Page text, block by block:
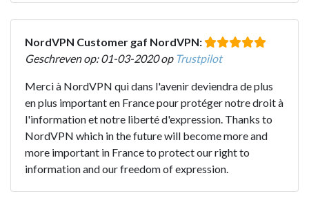
NordVPN Customer gaf NordVPN:
Geschreven op: 01-03-2020 op Trustpilot
Merci à NordVPN qui dans l'avenir deviendra de plus
en plus important en France pour protéger notre droit à
l'information et notre liberté d'expression. Thanks to
NordVPN which in the future will become more and
more important in France to protect our right to
information and our freedom of expression.